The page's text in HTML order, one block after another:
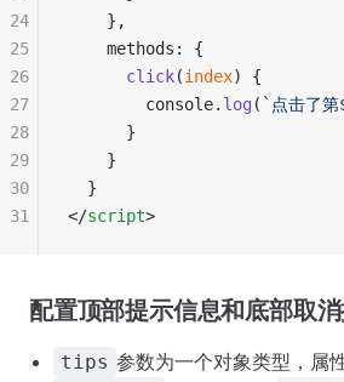
    },
    methods: {
      click
(index) {
        console.
log ( `点击了
      }
    }
  }
</script>
24
25
26
27
28
29
30
31
配置顶部提示信息和底部取
tips 参数为一个对象类型，属